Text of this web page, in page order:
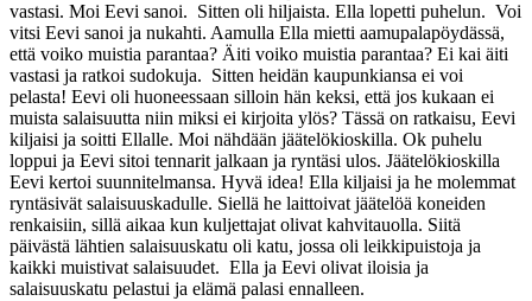
vastasi. Moi Eevi sanoi. Sitten oli hiljaista. Ella lopetti puhelun. Voi
vitsi Eevi sanoi ja nukahti. Aamulla Ella mietti aamupalapöydässä,
että voiko muistia parantaa? Äiti voiko muistia parantaa? Ei kai äiti
vastasi ja ratkoi sudokuja. Sitten heidän kaupunkiansa ei voi
pelasta! Eevi oli huoneessaan silloin hän keksi, että jos kukaan ei
muista salaisuutta niin miksi ei kirjoita ylös? Tässä on ratkaisu, Eevi
kiljaisi ja soitti Ellalle. Moi nähdään jäätelökioskilla. Ok puhelu
loppui ja Eevi sitoi tennarit jalkaan ja ryntäsi ulos. Jäätelökioskilla
Eevi kertoi suunnitelmansa. Hyvä idea! Ella kiljaisi ja he molemmat
ryntäsivät salaisuuskadulle. Siellä he laittoivat jäätelöä koneiden
renkaisiin, sillä aikaa kun kuljettajat olivat kahvitauolla. Siitä
päivästä lähtien salaisuuskatu oli katu, jossa oli leikkipuistoja ja
kaikki muistivat salaisuudet. Ella ja Eevi olivat iloisia ja
salaisuuskatu pelastui ja elämä palasi ennalleen.